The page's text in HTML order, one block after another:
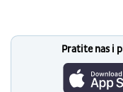
Pratite nas i